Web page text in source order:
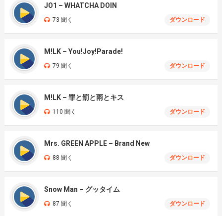
JO1 – WHATCHA DOIN
73 聞く ダウンロード
M!LK – You!Joy!Parade!
79 聞く ダウンロード
M!LK – 罪と罰と雨とキス
110 聞く ダウンロード
Mrs. GREEN APPLE – Brand New
88 聞く ダウンロード
Snow Man – グッタイム
87 聞く ダウンロード